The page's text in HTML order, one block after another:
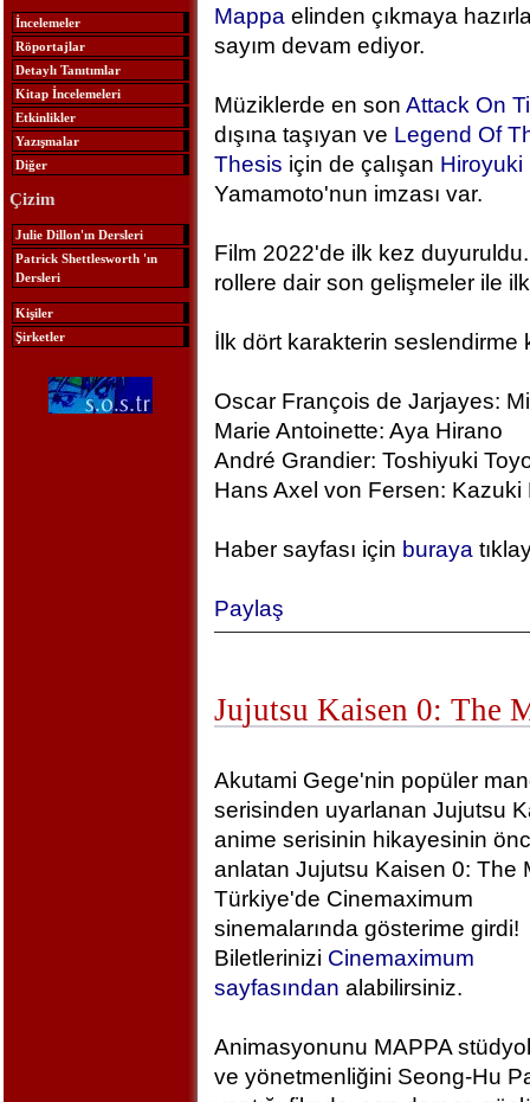
İncelemeler
Röportajlar
Detaylı Tanıtımlar
Kitap İncelemeleri
Etkinlikler
Yazışmalar
Diğer
Çizim
Julie Dillon'ın Dersleri
Patrick Shettlesworth 'ın
Dersleri
Kişiler
Şirketler
Mappa elinden çıkmaya
sayım devam ediyor.
Müziklerde en son Attack On
dışına taşıyan ve Legend Of
Thesis için de çalışan Hiroyuki
Yamamoto'nun imzası var.
Film 2022'de ilk kez
rollere dair son gelişmeler ile ilk
İlk dört karakterin seslendirme
Oscar François de Jarjayes:
Marie Antoinette: Aya Hirano
André Grandier: Toshiyuki
Hans Axel von Fersen: Kazuki
Haber sayfası için buraya
Paylaş
Jujutsu Kaisen 0: The
Akutami Gege'nin popüler
serisinden uyarlanan Jujutsu
anime serisinin hikayesinin
anlatan Jujutsu Kaisen 0: The
Türkiye'de Cinemaximum
sinemalarında gösterime girdi!
Biletlerinizi Cinemaximum
sayfasından alabilirsiniz.
Animasyonunu MAPPA
ve yönetmenliğini Seong-Hu